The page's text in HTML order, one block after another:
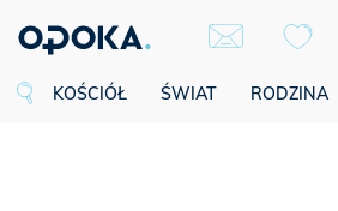
KOŚCIÓŁ ŚWIAT RODZINA